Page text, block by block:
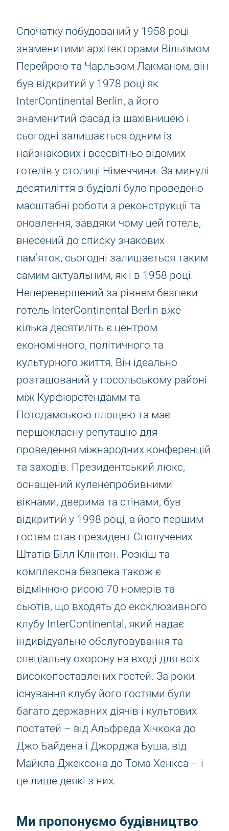
Спочатку побудований у 1958 році
знаменитими архітекторами Вільямом
Перейрою та Чарльзом Лакманом, він
був відкритий у 1978 році як
InterContinental Berlin, а його
знаменитий фасад із шахівницею і
сьогодні залишається одним із
найзнакових і всесвітньо відомих
готелів у столиці Німеччини. За минулі
десятиліття в будівлі було проведено
масштабні роботи з реконструкції та
оновлення, завдяки чому цей готель,
внесений до списку знакових
пам’яток, сьогодні залишається таким
самим актуальним, як і в 1958 році.
Неперевершений за рівнем безпеки
готель InterContinental Berlin вже
кілька десятиліть є центром
економічного, політичного та
культурного життя. Він ідеально
розташований у посольському районі
між Курфюрстендамм та
Потсдамською площею та має
першокласну репутацію для
проведення міжнародних конференцій
та заходів. Президентський люкс,
оснащений куленепробивними
вікнами, дверима та стінами, був
відкритий у 1998 році, а його першим
гостем став президент Сполучених
Штатів Білл Клінтон. Розкіш та
комплексна безпека також є
відмінною рисою 70 номерів та
сьютів, що входять до ексклюзивного
клубу InterContinental, який надає
індивідуальне обслуговування та
спеціальну охорону на вході для всіх
високопоставлених гостей. За роки
існування клубу його гостями були
багато державних діячів і культових
постатей – від Альфреда Хічкока до
Джо Байдена і Джорджа Буша, від
Майкла Джексона до Тома Хенкса – і
це лише деякі з них.
Ми пропонуємо будівництво